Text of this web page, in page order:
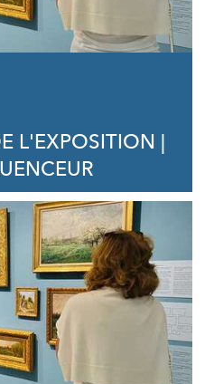
L'EXPOSITION |